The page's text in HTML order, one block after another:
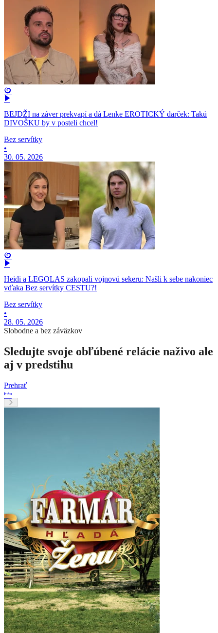
BEJDŽI na záver prekvapí a dá Lenke EROTICKÝ darček: Takú
DIVOŠKU by v posteli chcel!
Bez servítky
•
30. 05. 2026
Heidi a LEGOLAS zakopali vojnovú sekeru: Našli k sebe nakoniec
vďaka Bez servítky CESTU?!
Bez servítky
•
28. 05. 2026
Slobodne a bez záväzkov
Sledujte svoje obľúbené relácie naživo ale
aj v predstihu
Prehrať